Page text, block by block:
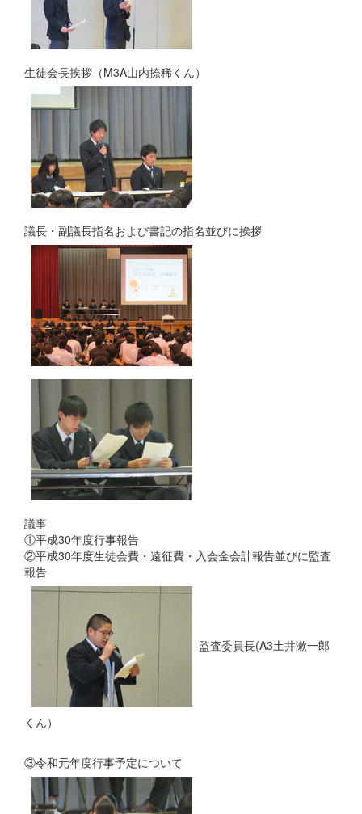
生徒会長挨拶（M3A山内捺稀くん）
議長・副議長指名および書記の指名並びに挨拶
議事
①平成30年度行事報告
②平成30年度生徒会費・遠征費・入会金会計報告並びに監査
報告
監査委員長(A3土井漱一郎
くん）
③令和元年度行事予定について